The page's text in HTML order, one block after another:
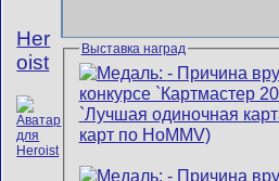
Her
oist
Выставка наград